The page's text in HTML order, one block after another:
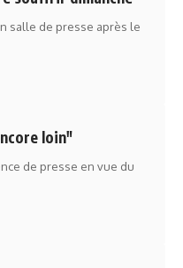
salle de presse après le
loin"
de presse en vue du